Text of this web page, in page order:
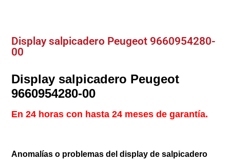
Display salpicadero Peugeot 9660954280-
00
Display salpicadero Peugeot
9660954280-00
En 24 horas con hasta 24 meses de garantía.
Anomalías o problemas del display de salpicadero